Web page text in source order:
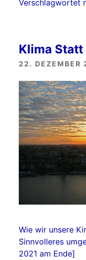
Verschlagwortet
Klima
22. DEZEMBER
Wie wir unsere
Sinnvolleres
2021 am Ende]